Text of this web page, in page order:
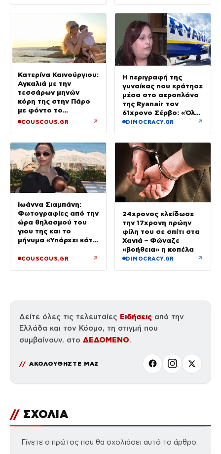
Κατερίνα Καινούργιου:
Αγκαλιά με την
τεσσάρων μηνών
κόρη της στην Πάρο
με φόντο το
ηλιοβασίλεμα
COUSCOUS.GR ↗
Η περιγραφή της
γυναίκας που κράτησε
μέσα στο αεροπλάνο
της Ryanair τον
61χρονο Σέρβο: «Όλα
έγιναν σε κλάσματα
DIMOCRACY.GR ↗
Ιωάννα Σιαμπάνη:
Φωτογραφίες από την
ώρα θηλασμού του
γιου της και το
μήνυμα «Υπάρχει κάτι
αργές μέρες»
COUSCOUS.GR ↗
24χρονος κλείδωσε
την 17χρονη πρώην
φίλη του σε σπίτι στα
Χανιά – Φώναζε
«βοήθεια» η κοπέλα
DIMOCRACY.GR ↗
Δείτε όλες τις τελευταίες Ειδήσεις από την
Ελλάδα και τον Κόσμο, τη στιγμή που
συμβαίνουν, στο ΔΕΔΟΜΕΝΟ.
ΑΚΟΛΟΥΘΗΣΤΕ ΜΑΣ
// ΣΧΟΛΙΑ
Γίνετε ο πρώτος που θα σχολιάσει αυτό το άρθρο.